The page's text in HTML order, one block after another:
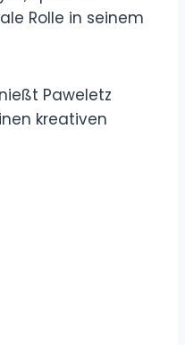
Rolle in seinem
Paweletz
kreativen